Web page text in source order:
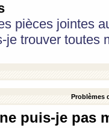
pièces jointes
je trouver toutes
Problèmes
puis-je pas